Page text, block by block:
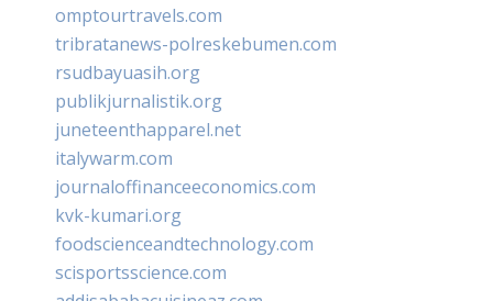
omptourtravels.com
tribratanews-polreskebumen.com
rsudbayuasih.org
publikjurnalistik.org
juneteenthapparel.net
italywarm.com
journaloffinanceeconomics.com
kvk-kumari.org
foodscienceandtechnology.com
scisportsscience.com